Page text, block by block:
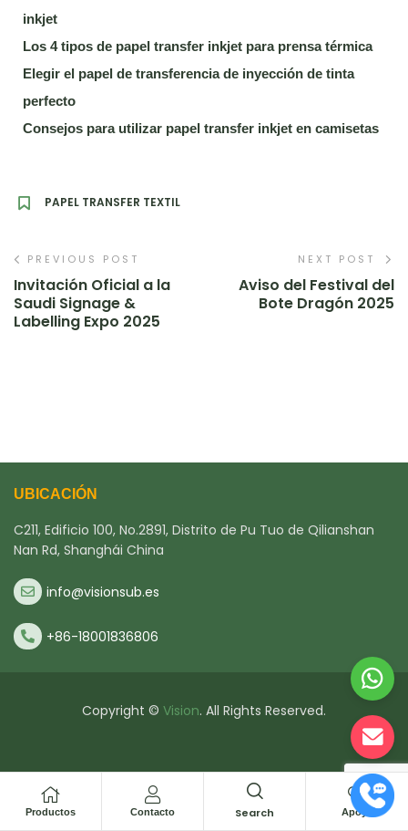
inkjet
Los 4 tipos de papel transfer inkjet para prensa térmica
Elegir el papel de transferencia de inyección de tinta
perfecto
Consejos para utilizar papel transfer inkjet en camisetas
PAPEL TRANSFER TEXTIL
PREVIOUS POST
Invitación Oficial a la
Saudi Signage &
Labelling Expo 2025
NEXT POST
Aviso del Festival del
Bote Dragón 2025
Productos Contacto Search Apoyo
UBICACIÓN
C211, Edificio 100, No.2891, Distrito de Pu Tuo de Qilianshan
Nan Rd, Shanghái China
info@visionsub.es
+86-18001836806
Copyright © Vision. All Rights Reserved.